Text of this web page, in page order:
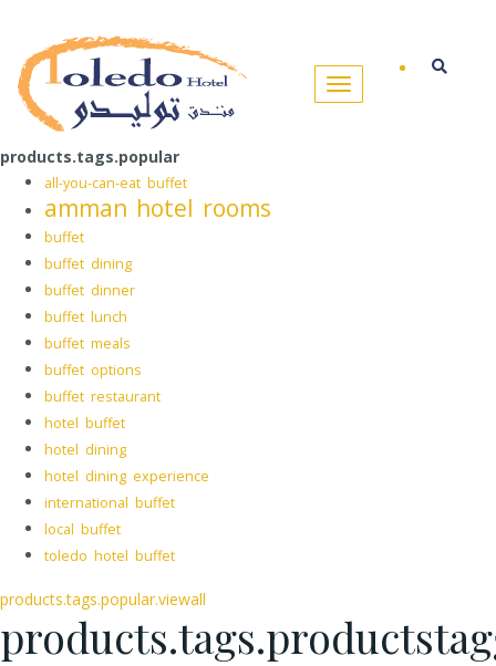
products.tags.popular
all-you-can-eat buffet
amman hotel rooms
buffet
buffet dining
buffet dinner
buffet lunch
buffet meals
buffet options
buffet restaurant
hotel buffet
hotel dining
hotel dining experience
international buffet
local buffet
toledo hotel buffet
products.tags.popular.viewall